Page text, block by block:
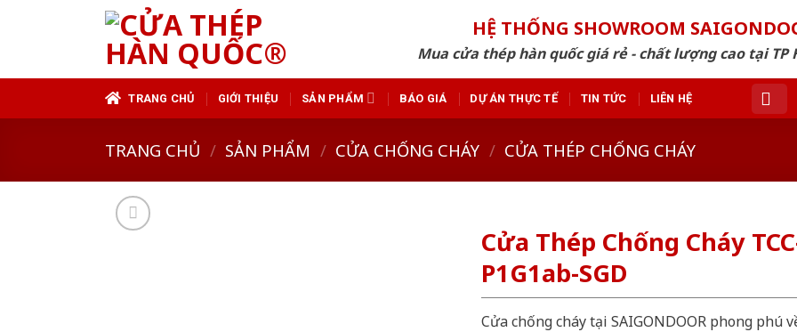
HỆ THỐNG SHOWROOM
Mua cửa thép hàn quốc giá rẻ - chất lượng cao tại TP
TRANG CHỦ GIỚI THIỆU SẢN PHẨM BÁO GIÁ DỰ ÁN THỰC TẾ TIN TỨC LIÊN HỆ
TRANG CHỦ / SẢN PHẨM / CỬA CHỐNG CHÁY / CỬA THÉP CHỐNG CHÁY
Cửa Thép Chống Cháy
P1G1ab-SGD
Cửa chống cháy tại SAIGONDOOR phong phú